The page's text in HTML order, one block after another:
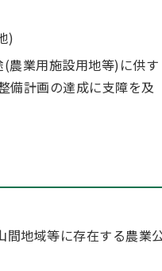
)
農業用施設用地等)に供す
備計画の達成に支障を及
間地域等に存在する農業